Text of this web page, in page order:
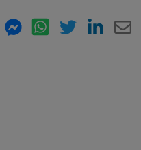
Facebook Messenger WhatsApp Twitter LinkedIn